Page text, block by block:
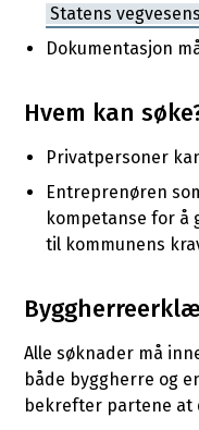
Statens
Dokumentasjon
Hvem kan
Privatpersoner
Entreprenøren
kompetanse for å
til kommunens
Alle søknader må
både byggherre og
bekrefter partene at